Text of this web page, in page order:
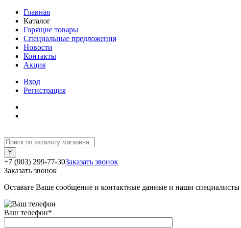
Главная
Каталог
Горящие товары
Специальные предложения
Новости
Контакты
Акция
Вход
Регистрация
+7 (903) 299-77-30Заказать звонок
Заказать звонок
Оставьте Ваше сообщение и контактные данные и наши
Ваш телефон*